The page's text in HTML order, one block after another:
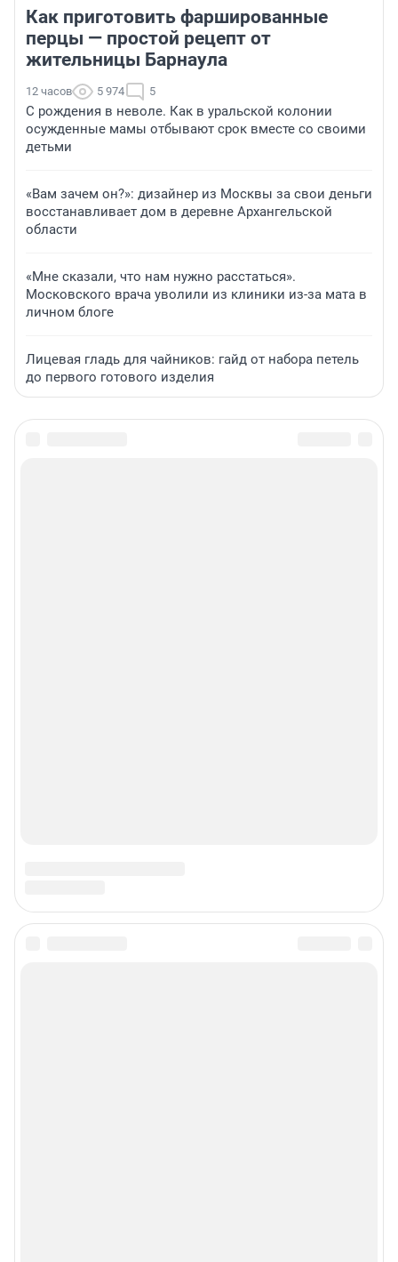
Как приготовить фаршированные
перцы — простой рецепт от
жительницы Барнаула
12 часов 5 974 5
С рождения в неволе. Как в уральской колонии
осужденные мамы отбывают срок вместе со своими
детьми
«Вам зачем он?»: дизайнер из Москвы за свои деньги
восстанавливает дом в деревне Архангельской
области
«Мне сказали, что нам нужно расстаться».
Московского врача уволили из клиники из-за мата в
личном блоге
Лицевая гладь для чайников: гайд от набора петель
до первого готового изделия